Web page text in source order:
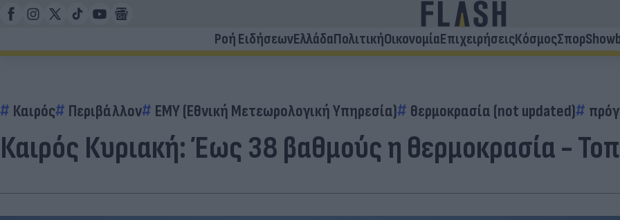
Ροή ΕιδήσεωνΕλλάδαΠολιτικήΟικονομίαΕπιχειρήσειςΚόσμοςΣπορ
Καιρός Περιβάλλον ΕΜΥ (Εθνική Μετεωρολογική Υπηρεσία) θερμοκρασία (not updated)
Καιρός Κυριακή: Έως 38 βαθμούς η θερμοκρασία -